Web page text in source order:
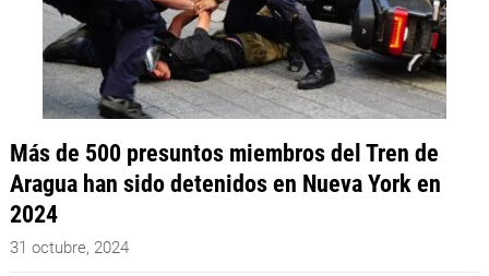
Más de 500 presuntos miembros del Tren de
Aragua han sido detenidos en Nueva York en
2024
31 octubre, 2024